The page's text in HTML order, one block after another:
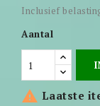
Inclusief
Aantal
 Laatste